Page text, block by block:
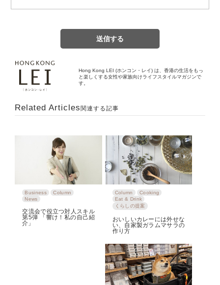
Hong Kong LEI (ホンコン・レイ) は、香港の生活をもっ
と楽しくする女性や家族向けライフスタイルマガジンで
す。
Related Articles 関連する記事
Business
Column
News
交流会で役立つ対人スキル
第5弾 「響け！私の自己紹
介」
Column
Cooking
Eat & Drink
くらしの提案
おいしいカレーには外せな
い、自家製ガラムマサラの
作り方